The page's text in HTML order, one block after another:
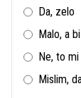
Da, zelo
Malo, a
Ne, to
Mislim,